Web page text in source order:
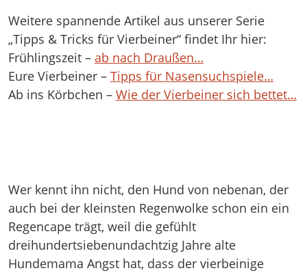
Weitere spannende Artikel aus unserer Serie
„Tipps & Tricks für Vierbeiner“ findet Ihr hier:
Frühlingszeit – ab nach Draußen…
Eure Vierbeiner – Tipps für Nasensuchspiele…
Ab ins Körbchen – Wie der Vierbeiner sich bettet…
Wer kennt ihn nicht, den Hund von nebenan, der
auch bei der kleinsten Regenwolke schon ein ein
Regencape trägt, weil die gefühlt
dreihundertsiebenundachtzig Jahre alte
Hundemama Angst hat, dass der vierbeinige